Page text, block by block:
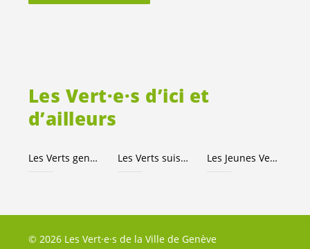
Les Vert·e·s d’ici et
d’ailleurs
Les Verts genevois Les Verts suisses Les Jeunes Vert·e·s
© 2026 Les Vert·e·s de la Ville de Genève